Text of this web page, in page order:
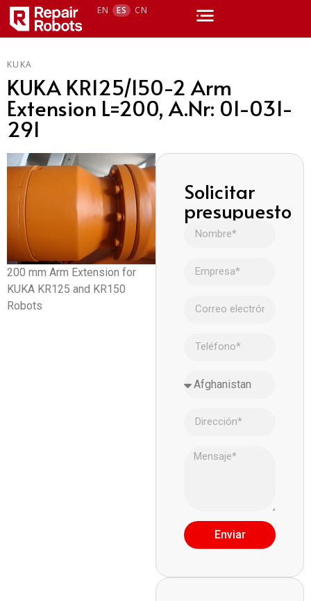
EN ES CN
KUKA
KUKA KR125/150-2 Arm
Extension L=200, A.Nr: 01-031-
291
200 mm Arm Extension for
KUKA KR125 and KR150
Robots
Solicitar
presupuesto
Enviar